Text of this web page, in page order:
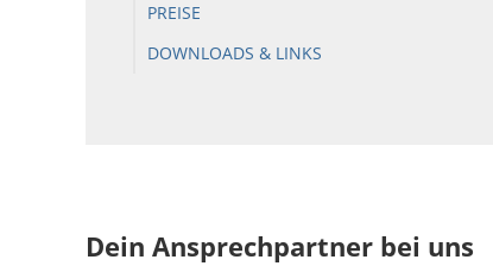
PREISE
DOWNLOADS & LINKS
Dein Ansprechpartner bei uns